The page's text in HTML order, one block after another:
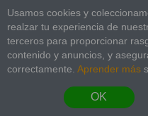
Usamos cookies y
realzar tu experiencia de
terceros para proporcionar
contenido y anuncios, y
correctamente. Aprender más
OK